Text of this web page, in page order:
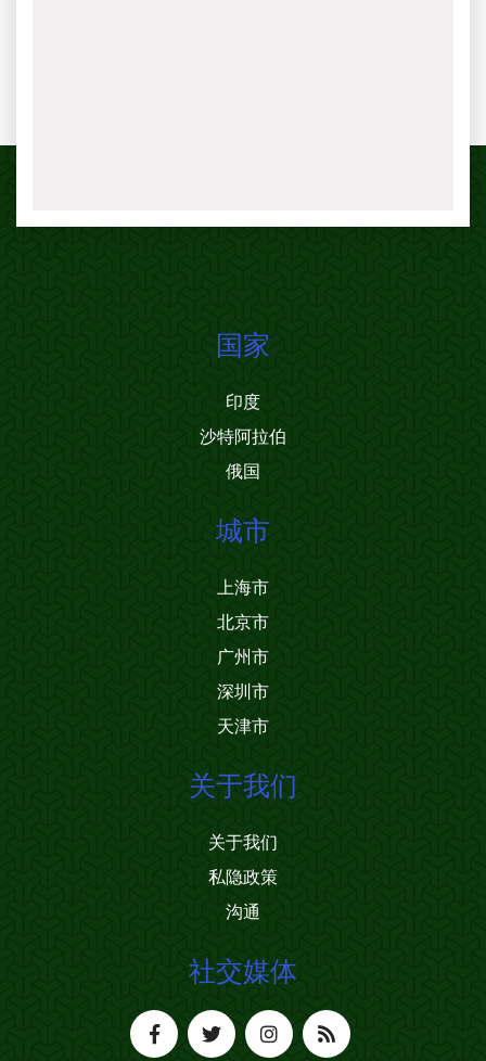
国家
印度
沙特阿拉伯
俄国
城市
上海市
北京市
广州市
深圳市
天津市
关于我们
关于我们
私隐政策
沟通
社交媒体